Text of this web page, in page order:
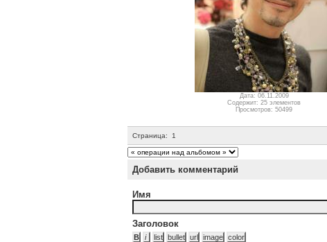
Дата: 06.11.2009
Содержит: 25 элементов
Просмотров: 50499
Страница: 1
Добавить комментарий
Имя
Заголовок